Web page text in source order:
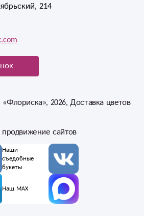
214
2026, Доставка цветов
сайтов
Наши
съедобные
букеты
Наш MAX